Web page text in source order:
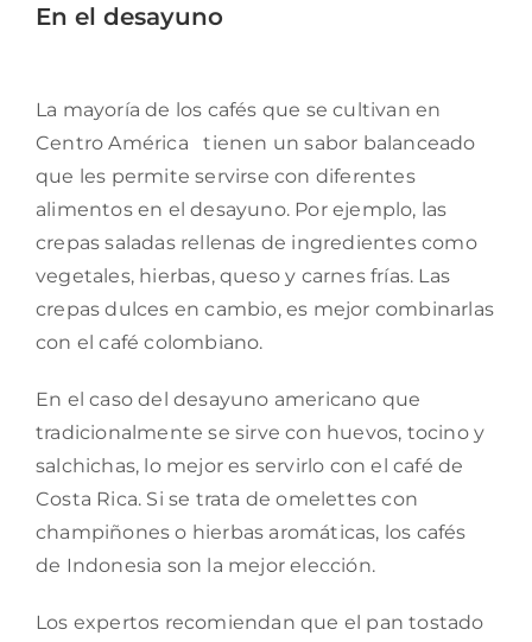
En el desayuno
La mayoría de los cafés que se cultivan en
Centro América tienen un sabor balanceado
que les permite servirse con diferentes
alimentos en el desayuno. Por ejemplo, las
crepas saladas rellenas de ingredientes como
vegetales, hierbas, queso y carnes frías. Las
crepas dulces en cambio, es mejor combinarlas
con el café colombiano.
En el caso del desayuno americano que
tradicionalmente se sirve con huevos, tocino y
salchichas, lo mejor es servirlo con el café de
Costa Rica. Si se trata de omelettes con
champiñones o hierbas aromáticas, los cafés
de Indonesia son la mejor elección.
Los expertos recomiendan que el pan tostado